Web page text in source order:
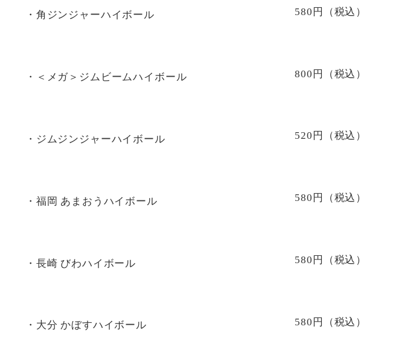
・角ジンジャーハイボール 580円（税込）
・＜メガ＞ジムビームハイボール 800円（税込）
・ジムジンジャーハイボール 520円（税込）
・福岡 あまおうハイボール 580円（税込）
・長崎 びわハイボール 580円（税込）
・大分 かぼすハイボール 580円（税込）